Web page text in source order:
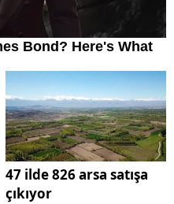
47 ilde 826 arsa satışa
çıkıyor